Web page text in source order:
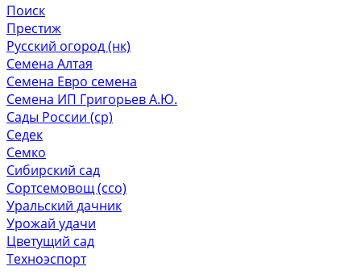
Поиск
Престиж
Русский огород (нк)
Семена Алтая
Семена Евро семена
Семена ИП Григорьев А.Ю.
Сады России (ср)
Седек
Семко
Сибирский сад
Сортсемовощ (ссо)
Уральский дачник
Урожай удачи
Цветущий сад
Техноэспорт